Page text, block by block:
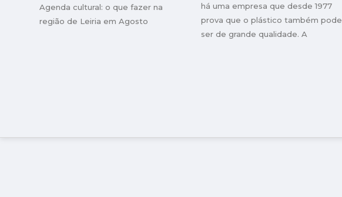
Agenda cultural: o que fazer na
região de Leiria em Agosto
há uma empresa que desde 1977
prova que o plástico também pode
ser de grande qualidade. A